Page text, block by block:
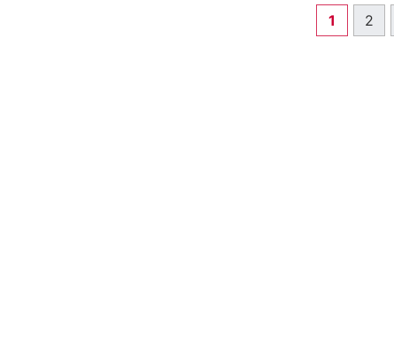
1 2